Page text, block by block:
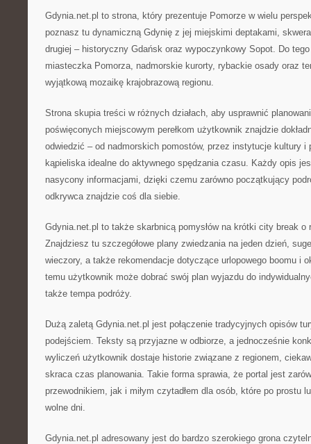
Gdynia.net.pl to strona, który prezentuje Pomorze w wielu
poznasz tu dynamiczną Gdynię z jej miejskimi deptakami,
drugiej – historyczny Gdańsk oraz wypoczynkowy Sopot. Do
miasteczka Pomorza, nadmorskie kurorty, rybackie osady oraz
wyjątkową mozaikę krajobrazową regionu.
Strona skupia treści w różnych działach, aby usprawnić
poświęconych miejscowym perełkom użytkownik znajdzie
odwiedzić – od nadmorskich pomostów, przez instytucje kultury i
kąpieliska idealne do aktywnego spędzania czasu. Każdy opis
nasycony informacjami, dzięki czemu zarówno początkujący
odkrywca znajdzie coś dla siebie.
Gdynia.net.pl to także skarbnicą pomysłów na krótki city break o
Znajdziesz tu szczegółowe plany zwiedzania na jeden dzień,
wieczory, a także rekomendacje dotyczące urlopowego boomu i
temu użytkownik może dobrać swój plan wyjazdu do
także tempa podróży.
Dużą zaletą Gdynia.net.pl jest połączenie tradycyjnych opisów
podejściem. Teksty są przyjazne w odbiorze, a jednocześnie
wyliczeń użytkownik dostaje historie związane z regionem,
skraca czas planowania. Takie forma sprawia, że portal jest
przewodnikiem, jak i miłym czytadłem dla osób, które po prostu
wolne dni.
Gdynia.net.pl adresowany jest do bardzo szerokiego grona